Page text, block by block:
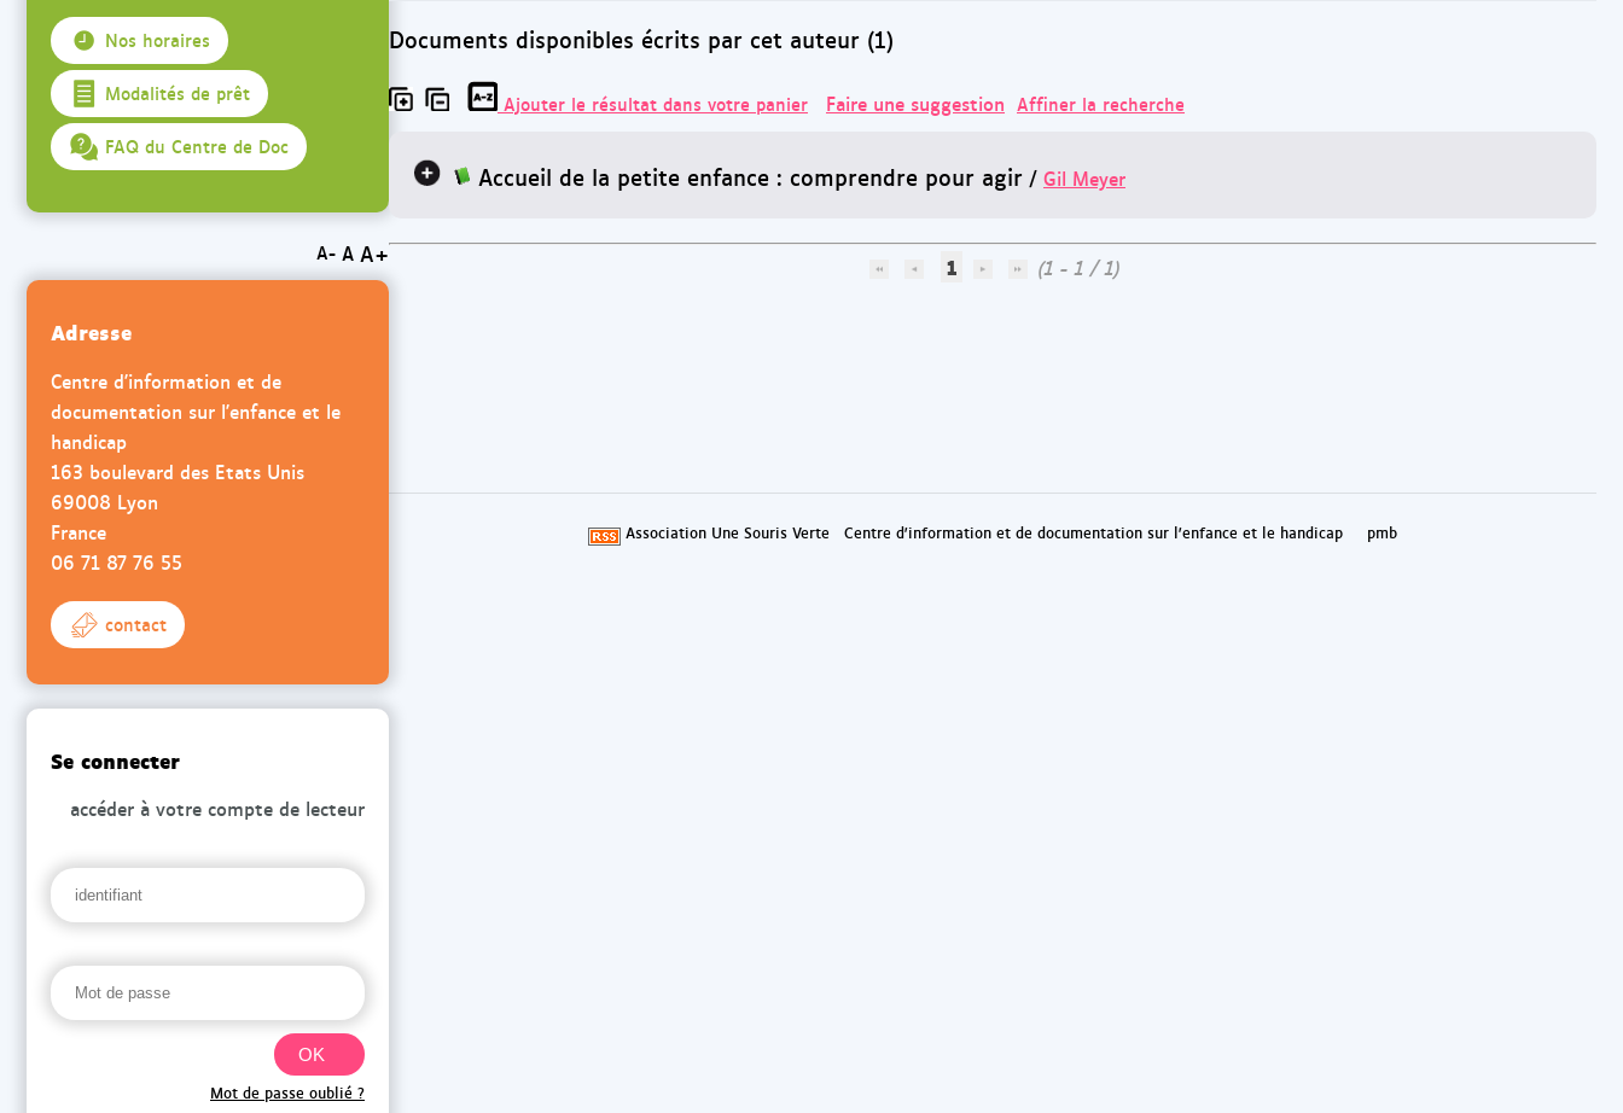
Documents disponibles écrits par cet auteur (1)
Ajouter le résultat dans votre panier Faire une suggestion Affiner la recherche
Accueil de la petite enfance : comprendre pour agir / Gil Meyer
1 (1 - 1 / 1)
Association Une Souris Verte Centre d'information et de documentation sur l'enfance et le handicap pmb
Nos horaires
Modalités de prêt
FAQ du Centre de Doc
A- A A+
Adresse
Centre d'information et de
documentation sur l'enfance et le
handicap
163 boulevard des Etats Unis
69008 Lyon
France
06 71 87 76 55
contact
Se connecter
accéder à votre compte de lecteur
Mot de passe oublié ?